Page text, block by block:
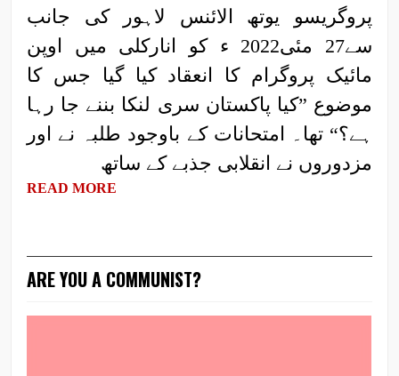
پروگریسو یوتھ الائنس لاہور کی جانب
سے27 مئی2022 ء کو انارکلی میں اوپن
مائیک پروگرام کا انعقاد کیا گیا جس کا
موضوع ”کیا پاکستان سری لنکا بننے جا رہا
ہے؟“ تھا۔ امتحانات کے باوجود طلبہ نے اور
مزدوروں نے انقلابی جذبے کے ساتھ
READ MORE
ARE YOU A COMMUNIST?